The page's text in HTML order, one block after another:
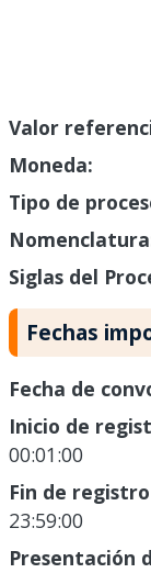
Valor
Moneda:
Tipo de
Siglas del
Fechas
Fecha de
Inicio de
00:01:00
Fin de
23:59:00
Presentación